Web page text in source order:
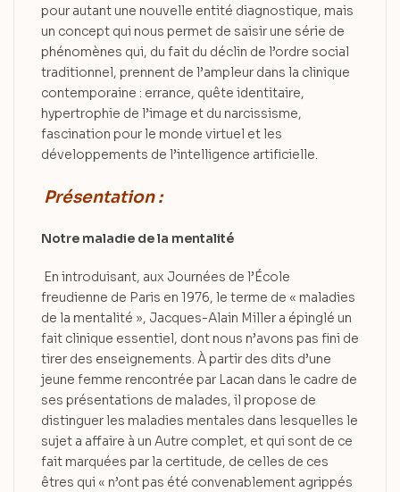
pour autant une nouvelle entité diagnostique, mais
un concept qui nous permet de saisir une série de
phénomènes qui, du fait du déclin de l’ordre social
traditionnel, prennent de l’ampleur dans la clinique
contemporaine : errance, quête identitaire,
hypertrophie de l’image et du narcissisme,
fascination pour le monde virtuel et les
développements de l’intelligence artificielle.
Présentation :
Notre maladie de la mentalité
En introduisant, aux Journées de l’École
freudienne de Paris en 1976, le terme de « maladies
de la mentalité », Jacques-Alain Miller a épinglé un
fait clinique essentiel, dont nous n’avons pas fini de
tirer des enseignements. À partir des dits d’une
jeune femme rencontrée par Lacan dans le cadre de
ses présentations de malades, il propose de
distinguer les maladies mentales dans lesquelles le
sujet a affaire à un Autre complet, et qui sont de ce
fait marquées par la certitude, de celles de ces
êtres qui « n’ont pas été convenablement agrippés